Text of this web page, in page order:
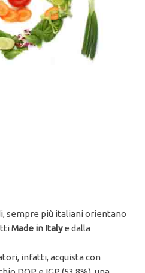
sempre più italiani orientano
Made in Italye dalla
infatti, acquista con